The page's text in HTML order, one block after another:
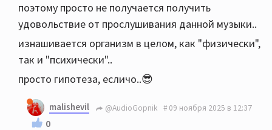
поэтому просто не получается получить
удовольствие от прослушивания данной музыки..
изнашивается организм в целом, как "физически",
так и "психически"..
просто гипотеза, есличо..😎
malishevil @AudioGopnik 09 ноября 2025 в 12:37
0